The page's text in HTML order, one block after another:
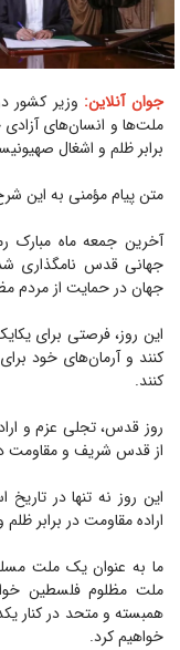
جوان آنلاین: وزیر کشور
ملت‌ها و انسان‌های
برابر ظلم و اشغال
متن پیام مؤمنی به این
آخرین جمعه ماه مبارک
جهانی قدس نامگذاری
جهان در حمایت از مردم
این روز، فرصتی برای
کنند و آرمان‌های خود
کنند.
روز قدس، تجلی عزم و
از قدس شریف و مقاومت
این روز نه تنها در
اراده مقاومت در برابر
ما به عنوان یک ملت
ملت مظلوم فلسطین
همبسته و متحد در کنار
خواهیم کرد.